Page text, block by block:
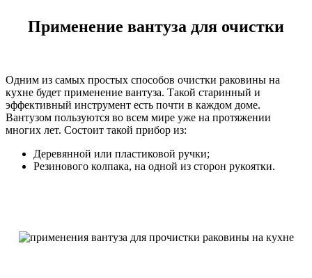
Применение вантуза для очистки
Одним из самых простых способов очистки раковины на
кухне будет применение вантуза. Такой старинный и
эффективный инструмент есть почти в каждом доме.
Вантузом пользуются во всем мире уже на протяжении
многих лет. Состоит такой прибор из:
Деревянной или пластиковой ручки;
Резинового колпака, на одной из сторон рукоятки.